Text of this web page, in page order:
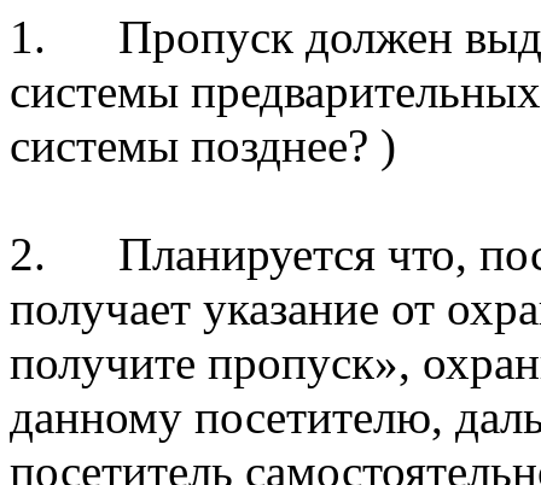
1. Пропуск должен
системы
системы позднее? )
2. Планируется что,
получает указание от
получите пропуск»,
данному посетителю,
посетитель